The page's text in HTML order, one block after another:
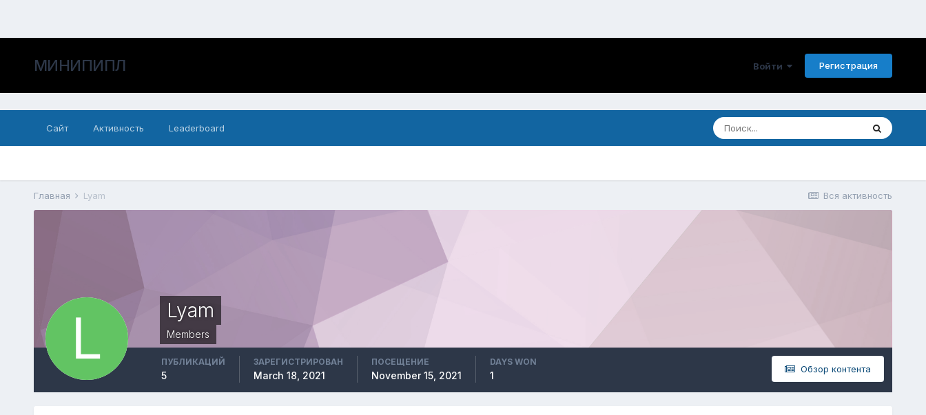
МИНИПИПЛ Войти Регистрация
Сайт Активность Leaderboard
Вся активность
Главная Lyam
Lyam
Members
Обзор контента
ПУБЛИКАЦИЙ
5
ЗАРЕГИСТРИРОВАН
March 18, 2021
ПОСЕЩЕНИЕ
November 15, 2021
DAYS WON
1